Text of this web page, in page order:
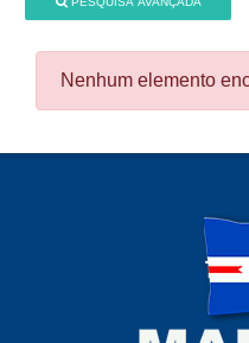
Nenhum elemento